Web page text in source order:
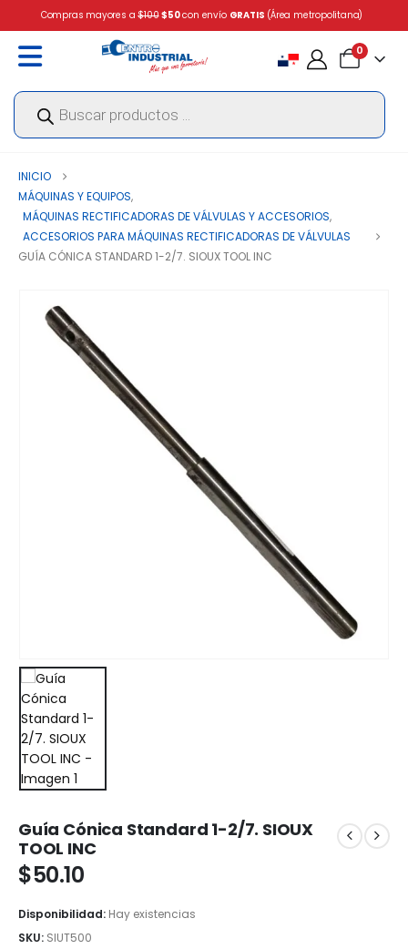
Compras mayores a$100 $50con envío GRATIS (Área metropolitana)
0
Búsqueda
productos
INICIO
MÁQUINAS Y EQUIPOS,
MÁQUINAS RECTIFICADORAS DE VÁLVULAS Y ACCESORIOS,
ACCESORIOS PARA MÁQUINAS RECTIFICADORAS DE VÁLVULAS
GUÍA CÓNICA STANDARD 1-2/7. SIOUX TOOL INC
Guía Cónica Standard 1-2/7. SIOUX
TOOL INC
$50.10
Disponibilidad: Hay existencias
SKU: SIUT500